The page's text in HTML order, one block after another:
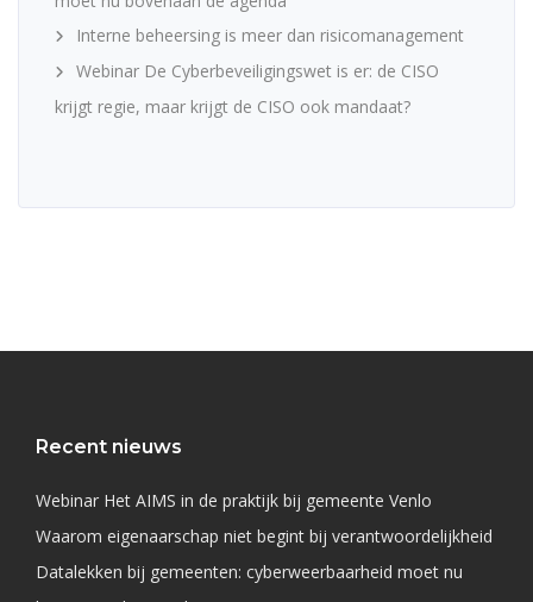
Interne beheersing is meer dan risicomanagement
Webinar De Cyberbeveiligingswet is er: de CISO
krijgt regie, maar krijgt de CISO ook mandaat?
Recent nieuws
Webinar Het AIMS in de praktijk bij gemeente Venlo
Waarom eigenaarschap niet begint bij verantwoordelijkheid
Datalekken bij gemeenten: cyberweerbaarheid moet nu